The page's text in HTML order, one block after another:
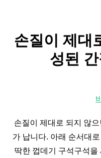
손질이 제대
성된
손질이 제대로 되지 않
가 납니다. 아래 순서대
딱한 껍데기 구석구석